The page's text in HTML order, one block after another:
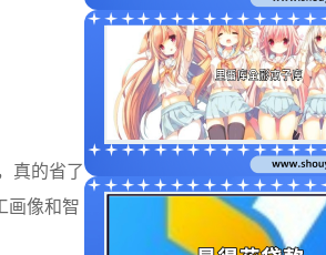
真的省了
画像和智